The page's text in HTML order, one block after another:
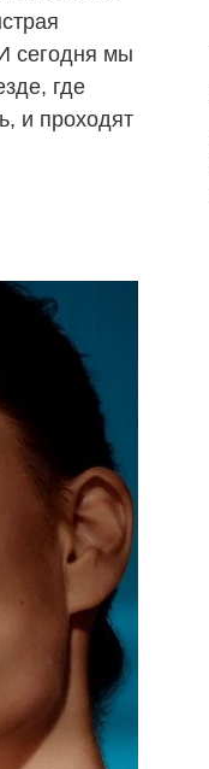
сегодня мы
где
и проходят